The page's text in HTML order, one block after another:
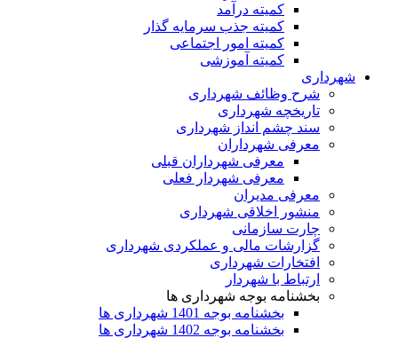
کمیته درآمد
کمیته جذب سرمایه گذار
کمیته امور اجتماعی
کمیته آموزشی
شهرداری
شرح وظائف شهرداری
تاریخچه شهرداری
سند چشم انداز شهرداری
معرفی شهرداران
معرفی شهرداران قبلی
معرفی شهردار فعلی
معرفی مدیران
منشور اخلاقی شهرداری
چارت سازمانی
گزارشات مالی و عملکردی شهرداری
افتخارات شهرداری
ارتباط با شهردار
بخشنامه بوجه شهرداری ها
بخشنامه بوجه 1401 شهرداری ها
بخشنامه بوجه 1402 شهرداری ها